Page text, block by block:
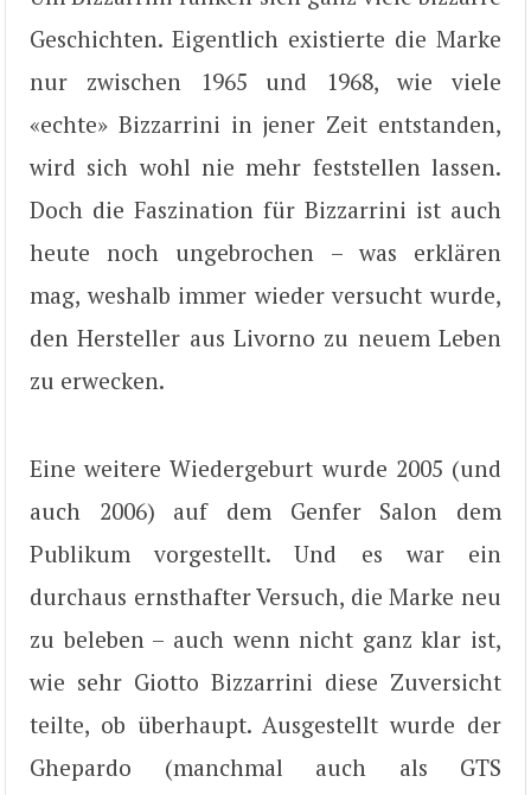
Geschichten. Eigentlich existierte die Marke
nur zwischen 1965 und 1968, wie viele
«echte» Bizzarrini in jener Zeit entstanden,
wird sich wohl nie mehr feststellen lassen.
Doch die Faszination für Bizzarrini ist auch
heute noch ungebrochen – was erklären
mag, weshalb immer wieder versucht wurde,
den Hersteller aus Livorno zu neuem Leben
zu erwecken.
Eine weitere Wiedergeburt wurde 2005 (und
auch 2006) auf dem Genfer Salon dem
Publikum vorgestellt. Und es war ein
durchaus ernsthafter Versuch, die Marke neu
zu beleben – auch wenn nicht ganz klar ist,
wie sehr Giotto Bizzarrini diese Zuversicht
teilte, ob überhaupt. Ausgestellt wurde der
Ghepardo (manchmal auch als GTS